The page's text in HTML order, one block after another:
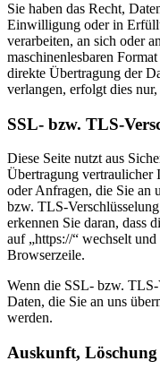
Sie haben das Recht,
Einwilligung oder in
verarbeiten, an sich oder
maschinenlesbaren
direkte Übertragung der
verlangen, erfolgt dies
SSL- bzw. TLS-
Diese Seite nutzt aus
Übertragung vertraulicher
oder Anfragen, die Sie an
bzw. TLS-
erkennen Sie daran, dass
auf „https://“ wechselt
Browserzeile.
Wenn die SSL- bzw.
Daten, die Sie an uns
werden.
Auskunft,